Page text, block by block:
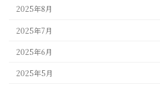
2025年8月
2025年7月
2025年6月
2025年5月